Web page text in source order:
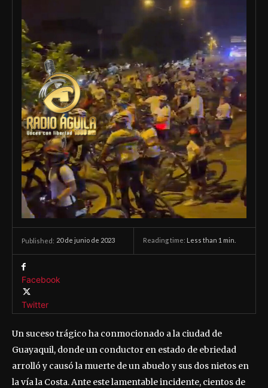
Published: 20 de junio de 2023 Reading time: Less than 1 min.
Facebook
Twitter
Un suceso trágico ha conmocionado a la ciudad de
Guayaquil, donde un conductor en estado de ebriedad
arrolló y causó la muerte de un abuelo y sus dos nietos en
la vía la Costa. Ante este lamentable incidente, cientos de